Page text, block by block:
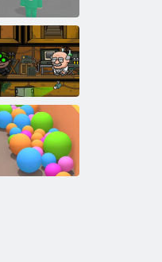
Tintenfischspiel:
Royale
Bob der Räuber